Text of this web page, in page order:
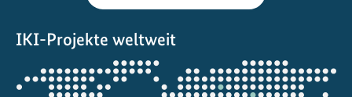
IKI-Projekte weltweit
Öffnet
die